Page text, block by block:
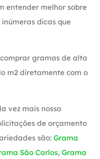
entender melhor sobre
inúmeras dicas que
gramas de alta
m2 diretamente com o
vez mais nosso
de orçamento
são: Grama
São Carlos, Grama